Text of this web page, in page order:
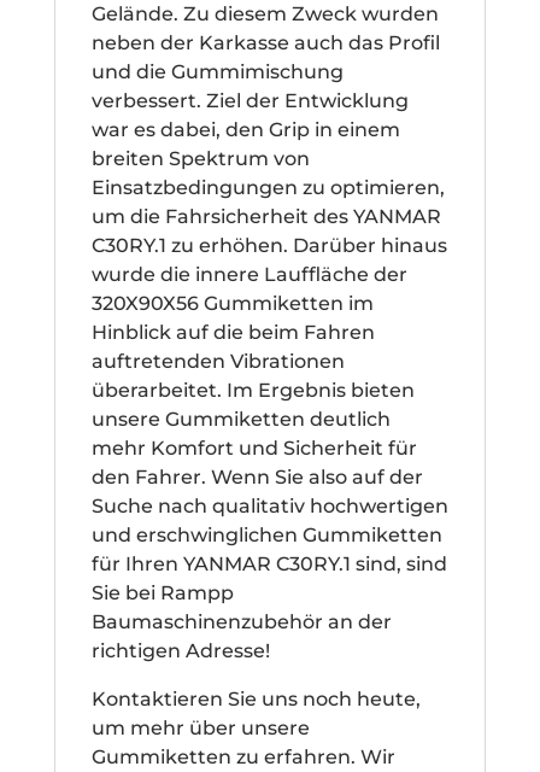
Gelände. Zu diesem Zweck wurden
neben der Karkasse auch das Profil
und die Gummimischung
verbessert. Ziel der Entwicklung
war es dabei, den Grip in einem
breiten Spektrum von
Einsatzbedingungen zu optimieren,
um die Fahrsicherheit des YANMAR
C30RY.1 zu erhöhen. Darüber hinaus
wurde die innere Lauffläche der
320X90X56 Gummiketten im
Hinblick auf die beim Fahren
auftretenden Vibrationen
überarbeitet. Im Ergebnis bieten
unsere Gummiketten deutlich
mehr Komfort und Sicherheit für
den Fahrer. Wenn Sie also auf der
Suche nach qualitativ hochwertigen
und erschwinglichen Gummiketten
für Ihren YANMAR C30RY.1 sind, sind
Sie bei Rampp
Baumaschinenzubehör an der
richtigen Adresse!
Kontaktieren Sie uns noch heute,
um mehr über unsere
Gummiketten zu erfahren. Wir